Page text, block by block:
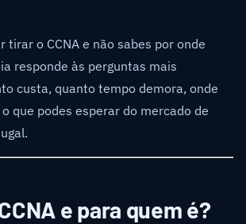
tirar o CCNA e não sabes por onde
responde às perguntas mais
custa, quanto tempo demora, onde
que podes esperar do mercado de
e para quem é?